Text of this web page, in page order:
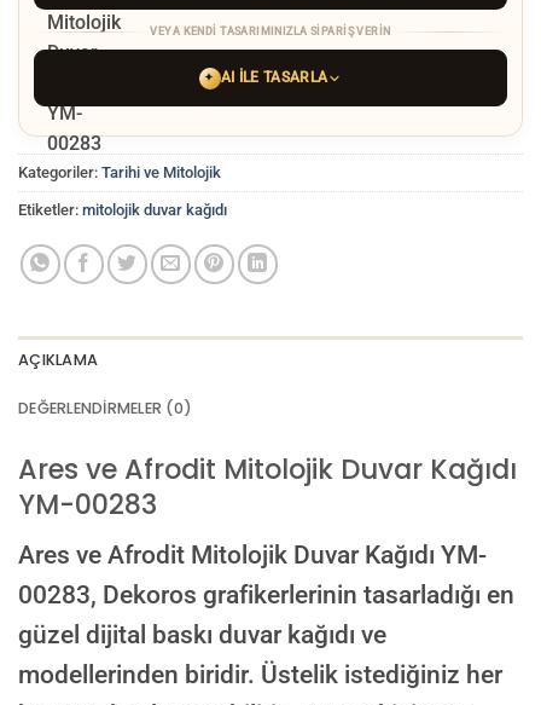
VEYA KENDI TASARIMINIZLA SIPARIŞ VERIN
✦ AI ILE TASARLA
ChatGPT
baskı kalitesine yükseltip
üretim yaparız.
GÖRSEL LINKI
E-posta ile de gönderebilirsiniz:
Kategoriler: Tarihi ve Mitolojik
Etiketler: mitolojik duvar kağıdı
AÇIKLAMA
DEĞERLENDIRMELER (0)
Ares ve Afrodit Mitolojik Duvar Kağıdı
YM-00283
Ares ve Afrodit Mitolojik Duvar Kağıdı YM-
00283, Dekoros grafikerlerinin tasarladığı en
güzel dijital baskı duvar kağıdı ve
modellerinden biridir. Üstelik istediğiniz her